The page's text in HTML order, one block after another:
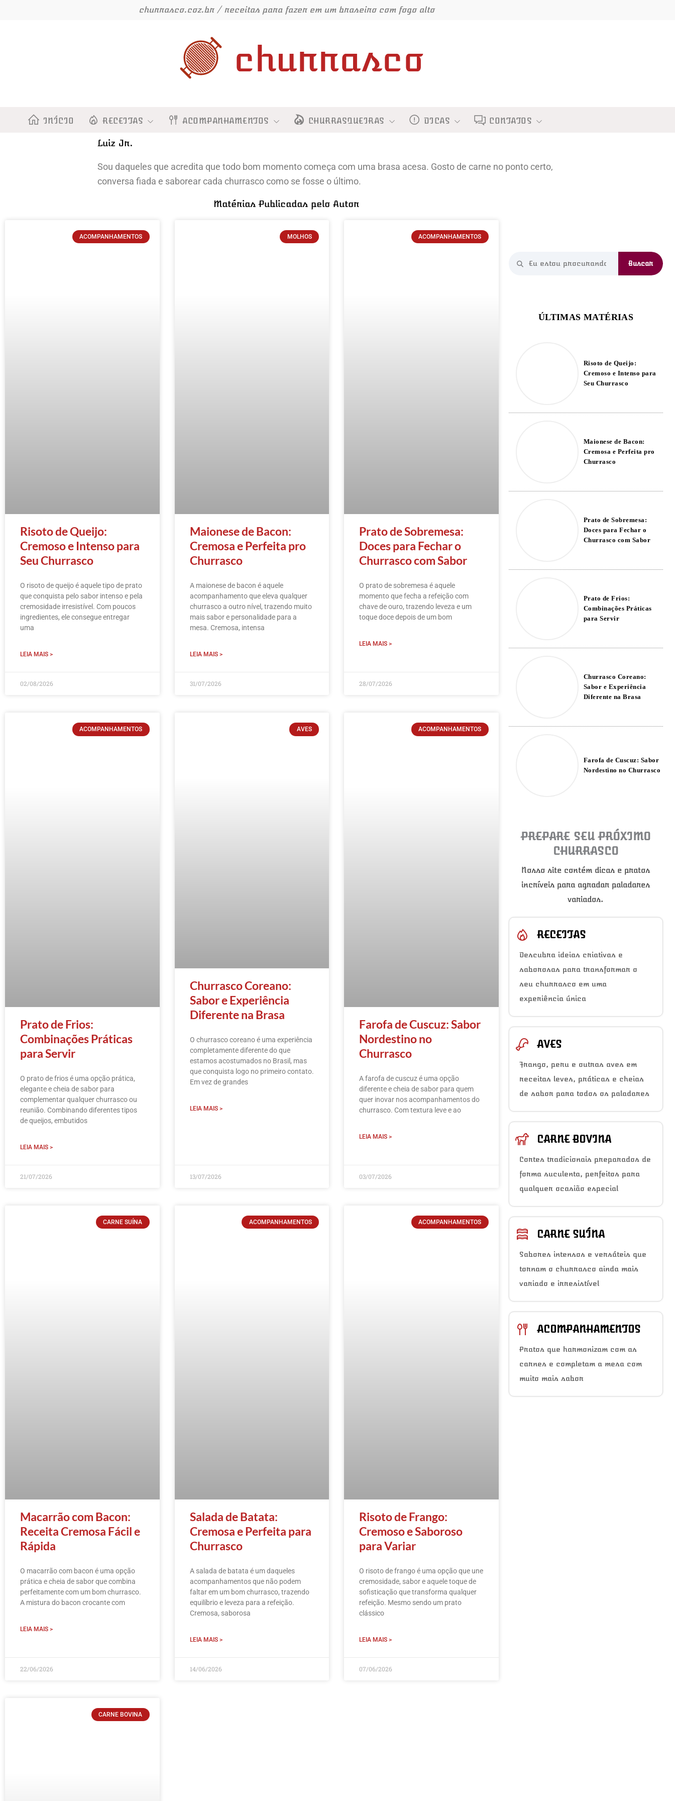
churrasco.coz.br / receitas para fazer em um braseiro com fogo alto
churrasco
INÍCIO RECEITAS ACOMPANHAMENTOS CHURRASQUEIRAS DICAS CONTATOS
Luiz Jr.
Sou daqueles que acredita que todo bom momento começa com uma brasa acesa. Gosto de carne no ponto certo,
conversa fiada e saborear cada churrasco como se fosse o último.
Matérias Publicadas pelo Autor
ACOMPANHAMENTOS
Risoto de Queijo:
Cremoso e Intenso para
Seu Churrasco
O risoto de queijo é aquele tipo de prato
que conquista pelo sabor intenso e pela
cremosidade irresistível. Com poucos
ingredientes, ele consegue entregar
uma
LEIA MAIS >
02/08/2026
MOLHOS
Maionese de Bacon:
Cremosa e Perfeita pro
Churrasco
A maionese de bacon é aquele
acompanhamento que eleva qualquer
churrasco a outro nível, trazendo muito
mais sabor e personalidade para a
mesa. Cremosa, intensa
LEIA MAIS >
31/07/2026
ACOMPANHAMENTOS
Prato de Sobremesa:
Doces para Fechar o
Churrasco com Sabor
O prato de sobremesa é aquele
momento que fecha a refeição com
chave de ouro, trazendo leveza e um
toque doce depois de um bom
LEIA MAIS >
28/07/2026
ACOMPANHAMENTOS
Prato de Frios:
Combinações Práticas
para Servir
O prato de frios é uma opção prática,
elegante e cheia de sabor para
complementar qualquer churrasco ou
reunião. Combinando diferentes tipos
de queijos, embutidos
LEIA MAIS >
21/07/2026
AVES
Churrasco Coreano:
Sabor e Experiência
Diferente na Brasa
O churrasco coreano é uma experiência
completamente diferente do que
estamos acostumados no Brasil, mas
que conquista logo no primeiro contato.
Em vez de grandes
LEIA MAIS >
13/07/2026
ACOMPANHAMENTOS
Farofa de Cuscuz: Sabor
Nordestino no
Churrasco
A farofa de cuscuz é uma opção
diferente e cheia de sabor para quem
quer inovar nos acompanhamentos do
churrasco. Com textura leve e ao
LEIA MAIS >
03/07/2026
CARNE SUÍNA
Macarrão com Bacon:
Receita Cremosa Fácil e
Rápida
O macarrão com bacon é uma opção
prática e cheia de sabor que combina
perfeitamente com um bom churrasco.
A mistura do bacon crocante com
LEIA MAIS >
22/06/2026
ACOMPANHAMENTOS
Salada de Batata:
Cremosa e Perfeita para
Churrasco
A salada de batata é um daqueles
acompanhamentos que não podem
faltar em um bom churrasco, trazendo
equilíbrio e leveza para a refeição.
Cremosa, saborosa
LEIA MAIS >
14/06/2026
ACOMPANHAMENTOS
Risoto de Frango:
Cremoso e Saboroso
para Variar
O risoto de frango é uma opção que une
cremosidade, sabor e aquele toque de
sofisticação que transforma qualquer
refeição. Mesmo sendo um prato
clássico
LEIA MAIS >
07/06/2026
CARNE BOVINA
Risoto de Queijo:
Cremoso e Intenso para
Seu Churrasco
Maionese de Bacon:
Cremosa e Perfeita pro
Churrasco
Prato de Sobremesa:
Doces para Fechar o
Churrasco com Sabor
Prato de Frios:
Combinações Práticas
para Servir
Churrasco Coreano:
Sabor e Experiência
Diferente na Brasa
Farofa de Cuscuz: Sabor
Nordestino no Churrasco
PREPARE SEU PRÓXIMO
CHURRASCO
Nosso site contém dicas e pratos
incríveis para agradar paladares
variados.
RECEITAS
Descubra ideias criativas e
saborosas para transformar o
seu churrasco em uma
experiência única
AVES
Frango, peru e outras aves em
receitas leves, práticas e cheias
de sabor para todos os paladares
CARNE BOVINA
Cortes tradicionais preparados de
forma suculenta, perfeitos para
qualquer ocasião especial
CARNE SUÍNA
Sabores intensos e versáteis que
tornam o churrasco ainda mais
variado e irresistível
ACOMPANHAMENTOS
Pratos que harmonizam com as
carnes e completam a mesa com
muito mais sabor